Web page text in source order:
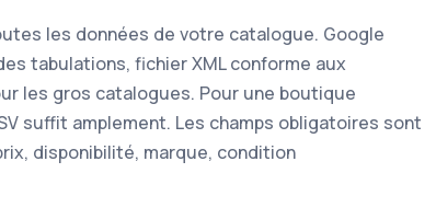
les données de votre catalogue. Google
tabulations, fichier XML conforme aux
les gros catalogues. Pour une boutique
suffit amplement. Les champs obligatoires sont
disponibilité, marque, condition